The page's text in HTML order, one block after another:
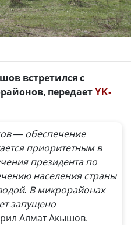
встретился с
передаетYK-
— обеспечение
приоритетным в
президента по
населения страны
В микрорайонах
запущено
Алмат Акышов.